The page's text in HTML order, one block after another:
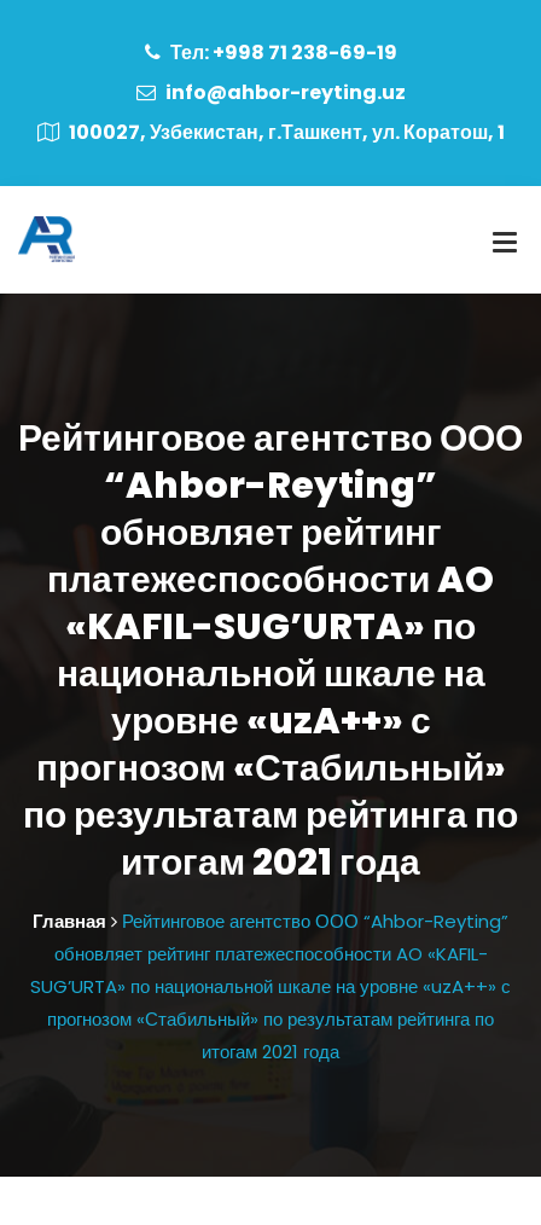
Тел: +998 71 238-69-19
info@ahbor-reyting.uz
100027, Узбекистан, г.Ташкент, ул. Коратош, 1
Рейтинговое агентство ООО
“Ahbor-Reyting”
обновляет рейтинг
платежеспособности AO
«KAFIL-SUG’URTA» по
национальной шкале на
уровне «uzA++» с
прогнозом «Стабильный»
по результатам рейтинга по
итогам 2021 года
Главная
Рейтинговое агентство ООО “Ahbor-Reyting”
обновляет рейтинг платежеспособности AO «KAFIL-
SUG’URTA» по национальной шкале на уровне «uzA++» с
прогнозом «Стабильный» по результатам рейтинга по
итогам 2021 года